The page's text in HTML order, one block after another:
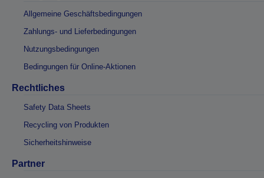
Allgemeine Geschäftsbedingungen
Zahlungs- und Lieferbedingungen
Nutzungsbedingungen
Bedingungen für Online-Aktionen
Rechtliches
Safety Data Sheets
Recycling von Produkten
Sicherheitshinweise
Partner